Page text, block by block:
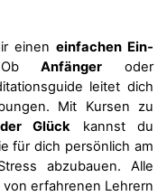
einen ein­fachen Ein­
Anfänger oder
leitet dich
Mit Kursen zu
Glück kannst du
für dich persönlich am
abzubauen. Alle
erfah­re­nen Leh­rern